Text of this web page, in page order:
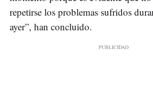
repetirse los problemas sufridos
ayer”, han concluido.